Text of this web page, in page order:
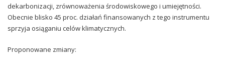
dekarbonizacji, zrównoważenia środowiskowego i umiejętności.
Obecnie blisko 45 proc. działań finansowanych z tego instrumentu
sprzyja osiąganiu celów klimatycznych.
Proponowane zmiany: